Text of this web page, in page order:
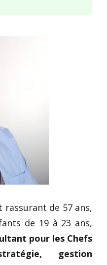
rassurant de 57 ans,
de 19 à 23 ans,
pour les Chefs
gestion